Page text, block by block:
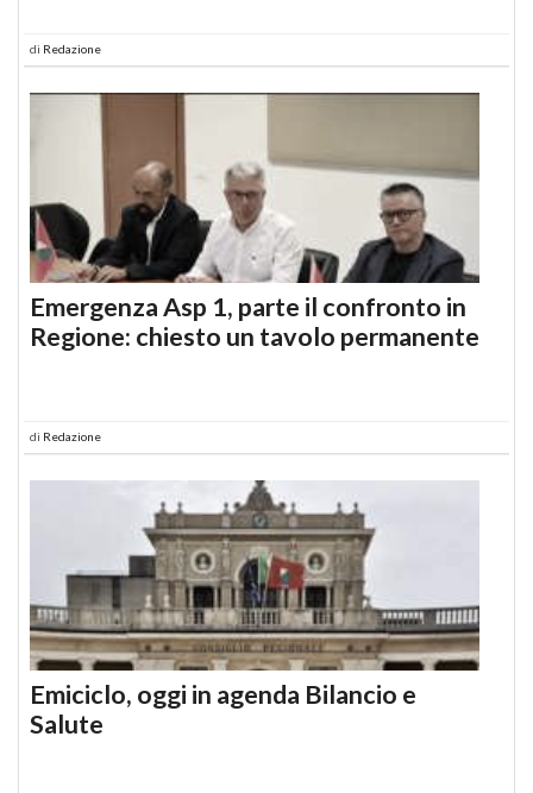
di Redazione
Emergenza Asp 1, parte il confronto in
Regione: chiesto un tavolo permanente
di Redazione
Emiciclo, oggi in agenda Bilancio e
Salute